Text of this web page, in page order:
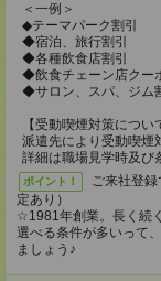
＜一例＞
◆テーマパーク割引
◆宿泊、旅行割引
◆各種飲食店割引
◆飲食チェーン店クー
◆サロン、スパ、ジム
【受動喫煙対策につい
派遣先により受動喫煙
詳細は職場見学時及び
ポイント！
ご来社登
定あり）
☆1981年創業。長く続
選べる条件が多いって
ましょう♪